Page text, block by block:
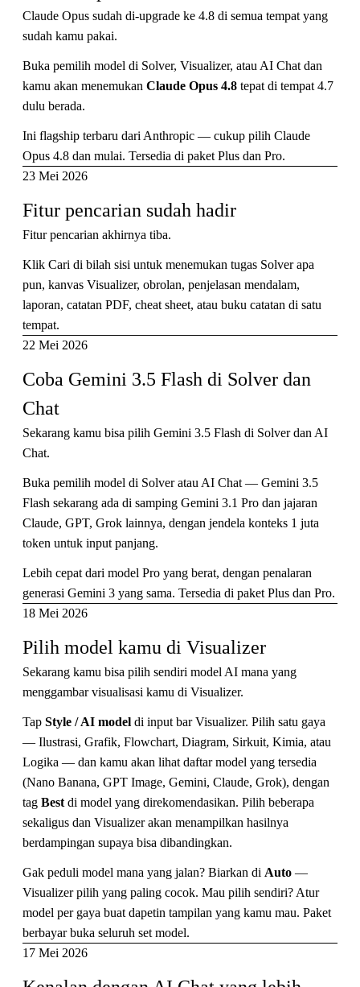
Claude Opus sudah di-upgrade ke 4.8 di semua tempat yang
sudah kamu pakai.
Buka pemilih model di Solver, Visualizer, atau AI Chat dan
kamu akan menemukan Claude Opus 4.8 tepat di tempat 4.7
dulu berada.
Ini flagship terbaru dari Anthropic — cukup pilih Claude
Opus 4.8 dan mulai. Tersedia di paket Plus dan Pro.
23 Mei 2026
Fitur pencarian sudah hadir
Fitur pencarian akhirnya tiba.
Klik Cari di bilah sisi untuk menemukan tugas Solver apa
pun, kanvas Visualizer, obrolan, penjelasan mendalam,
laporan, catatan PDF, cheat sheet, atau buku catatan di satu
tempat.
22 Mei 2026
Coba Gemini 3.5 Flash di Solver dan
Chat
Sekarang kamu bisa pilih Gemini 3.5 Flash di Solver dan AI
Chat.
Buka pemilih model di Solver atau AI Chat — Gemini 3.5
Flash sekarang ada di samping Gemini 3.1 Pro dan jajaran
Claude, GPT, Grok lainnya, dengan jendela konteks 1 juta
token untuk input panjang.
Lebih cepat dari model Pro yang berat, dengan penalaran
generasi Gemini 3 yang sama. Tersedia di paket Plus dan Pro.
18 Mei 2026
Pilih model kamu di Visualizer
Sekarang kamu bisa pilih sendiri model AI mana yang
menggambar visualisasi kamu di Visualizer.
Tap Style / AI model di input bar Visualizer. Pilih satu gaya
— Ilustrasi, Grafik, Flowchart, Diagram, Sirkuit, Kimia, atau
Logika — dan kamu akan lihat daftar model yang tersedia
(Nano Banana, GPT Image, Gemini, Claude, Grok), dengan
tag Best di model yang direkomendasikan. Pilih beberapa
sekaligus dan Visualizer akan menampilkan hasilnya
berdampingan supaya bisa dibandingkan.
Gak peduli model mana yang jalan? Biarkan di Auto —
Visualizer pilih yang paling cocok. Mau pilih sendiri? Atur
model per gaya buat dapetin tampilan yang kamu mau. Paket
berbayar buka seluruh set model.
17 Mei 2026